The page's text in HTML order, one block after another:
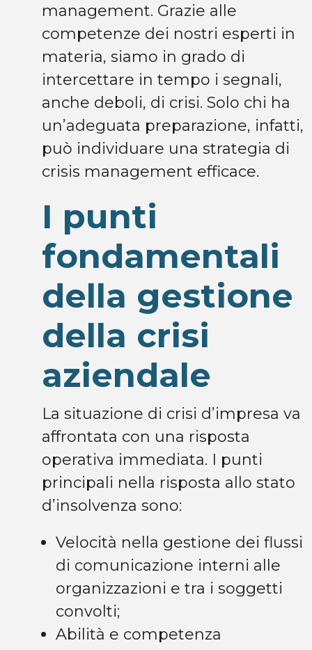
management. Grazie alle
competenze dei nostri esperti in
materia, siamo in grado di
intercettare in tempo i segnali,
anche deboli, di crisi. Solo chi ha
un’adeguata preparazione, infatti,
può individuare una strategia di
crisis management efficace.
I punti
fondamentali
della gestione
della crisi
aziendale
La situazione di crisi d’impresa va
affrontata con una risposta
operativa immediata. I punti
principali nella risposta allo stato
d’insolvenza sono:
Velocità nella gestione dei flussi
di comunicazione interni alle
organizzazioni e tra i soggetti
convolti;
Abilità e competenza